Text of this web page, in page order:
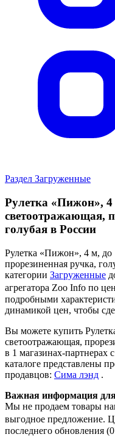
Раздел Загруженные
Рулетка «Пижон», 4
светоотражающая,
голубая в России
Рулетка «Пижон», 4 м, до
прорезиненная ручка,
категории Загруженные
агрегатора Zoo Info по
подробными
динамикой цен, чтобы
Вы можете купить
светоотражающая,
в 1 магазинах-партнерах
каталоге представлены
продавцов: Сима лэнд .
Важная информация
Мы не продаем товары
выгодное предложение.
последнего обновления